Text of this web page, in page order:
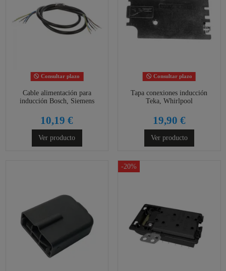
Consultar plazo
Cable alimentación para
inducción Bosch, Siemens
10,19 €
Ver producto
Consultar plazo
Tapa conexiones inducción
Teka, Whirlpool
19,90 €
Ver producto
-20%